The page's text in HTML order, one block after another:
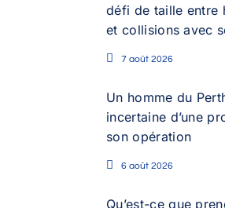
défi de taille entre
et collisions avec
7 août 2026
Un homme du
incertaine d’une
son opération
6 août 2026
Qu’est-ce que